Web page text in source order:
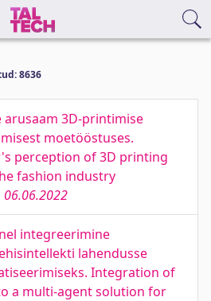
8636
arusaam 3D-printimise
moetööstuses.
perception of 3D printing
fashion industry
06.06.2022
integreerimine
lahendusse
Integration of
a multi-agent solution for